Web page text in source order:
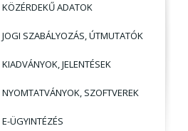
KÖZÉRDEKŰ ADATOK
JOGI SZABÁLYOZÁS, ÚTMUTATÓK
KIADVÁNYOK, JELENTÉSEK
NYOMTATVÁNYOK, SZOFTVEREK
E-ÜGYINTÉZÉS